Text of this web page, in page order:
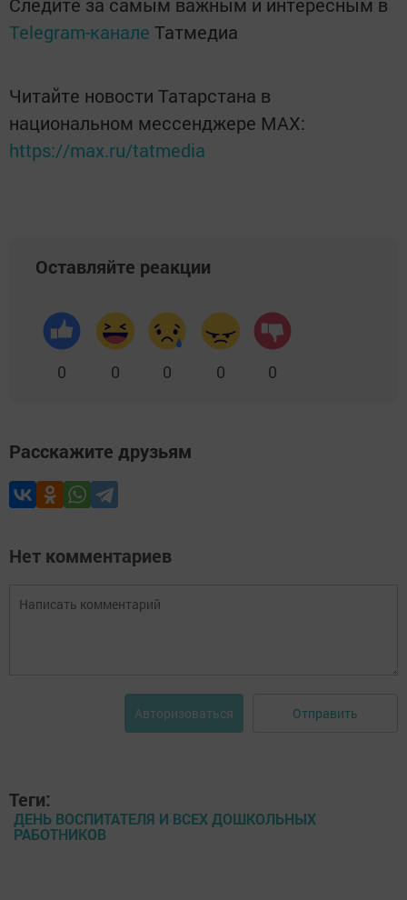
Telegram-канале Татмедиа
Читайте новости Татарстана в
национальном мессенджере MАХ:
https://max.ru/tatmedia
Оставляйте реакции
0 0 0 0 0
Расскажите друзьям
Нет комментариев
Авторизоваться Отправить
Теги:
ДЕНЬ ВОСПИТАТЕЛЯ И ВСЕХ ДОШКОЛЬНЫХ
РАБОТНИКОВ